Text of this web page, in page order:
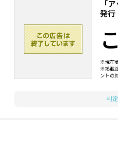
「
発行
※現在
※掲載
ントの
判